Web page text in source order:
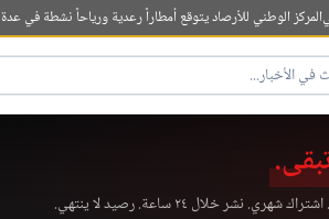
الوطني للأرصاد يتوقع أمطاراً رعدية ورياحاً نشطة في عدة
خلال ٢٤ ساعة. رصيد لا ينتهي.